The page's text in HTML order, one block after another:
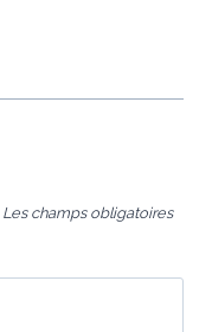
Les champs obligatoires